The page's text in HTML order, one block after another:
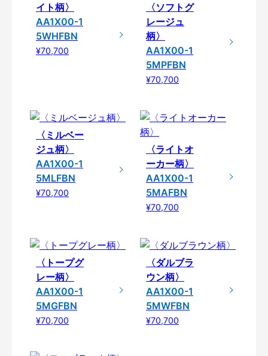
イト柄〉
AA1X00-1
5WHFBN
¥70,700
〈ソフトグ
レージュ
柄〉
AA1X00-1
5MPFBN
¥70,700
〈ミルベー
ジュ柄〉
AA1X00-1
5MLFBN
¥70,700
〈ライトオ
ーカー柄〉
AA1X00-1
5MAFBN
¥70,700
〈トープグ
レー柄〉
AA1X00-1
5MGFBN
¥70,700
〈ダルブラ
ウン柄〉
AA1X00-1
5MWFBN
¥70,700